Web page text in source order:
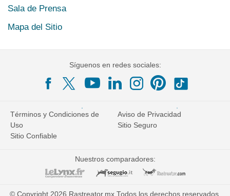
Sala de Prensa
Mapa del Sitio
Síguenos en redes sociales:
Términos y Condiciones de
Uso
Aviso de Privacidad
Sitio Seguro
Sitio Confiable
Nuestros comparadores:
© Copyright 2026 Rastreator.mx Todos los derechos reservados.